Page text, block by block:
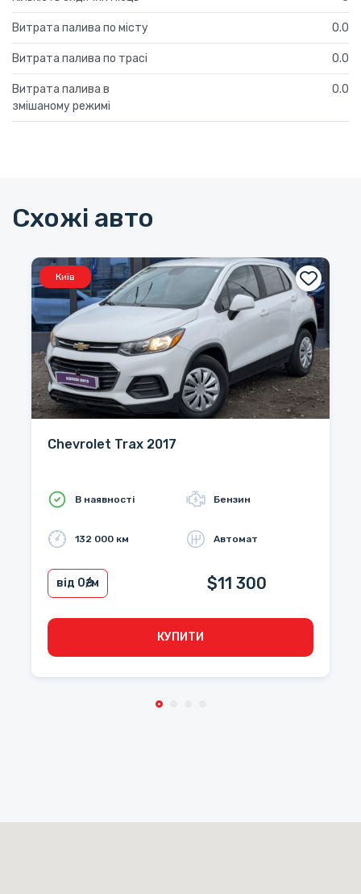
Витрата палива по місту 0.0
Витрата палива по трасі 0.0
Витрата палива в
змішаному режимі
0.0
Схожі авто
Київ
Chevrolet Trax 2017
В наявності Бензин
132 000 км Автомат
від 0₴/м $11 300
КУПИТИ